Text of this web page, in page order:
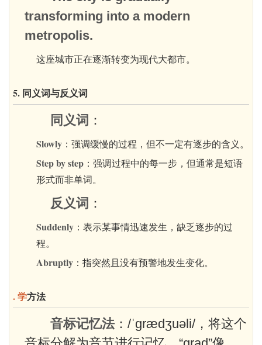
transforming into a modern
metropolis.
这座城市正在逐渐转变为现代大都市。
5. 同义词与反义词
同义词 ：
Slowly ：强调缓慢的过程，但不一定有逐步的含义。
Step by step ：强调过程中的每一步，但通常是短语
形式而非单词。
反义词 ：
Suddenly ：表示某事情迅速发生，缺乏逐步的过
程。
Abruptly ：指突然且没有预警地发生变化。
. 学方法
音标记忆法：/ˈɡrædʒuəli/，将这个